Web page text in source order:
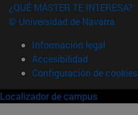
¿QUÉ MÁSTER TE INTERESA?
© Universidad de Navarra
Información legal
Accesibilidad
Configuración de cookies
Localizador de campus